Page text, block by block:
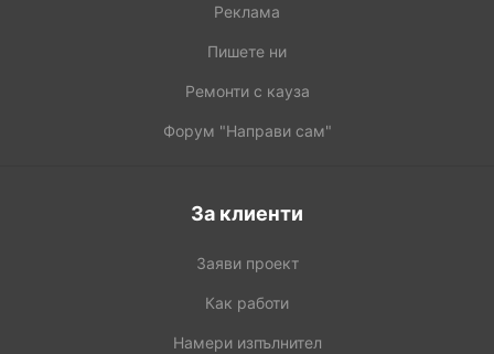
Реклама
Пишете ни
Ремонти с кауза
Форум "Направи сам"
За клиенти
Заяви проект
Как работи
Намери изпълнител